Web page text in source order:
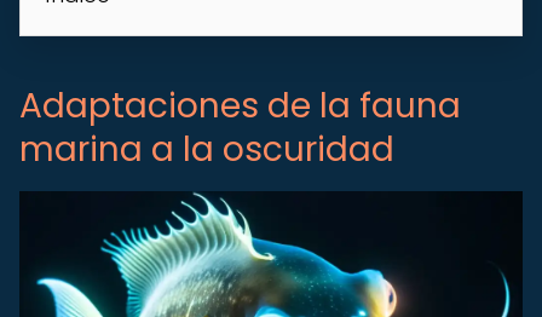
Adaptaciones de la fauna
marina a la oscuridad